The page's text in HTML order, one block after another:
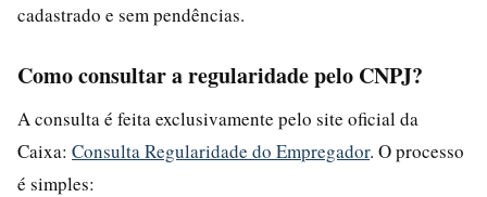
cadastrado e sem pendências.
Como consultar a regularidade pelo CNPJ?
A consulta é feita exclusivamente pelo site oficial da
Caixa: Consulta Regularidade do Empregador. O processo
é simples: